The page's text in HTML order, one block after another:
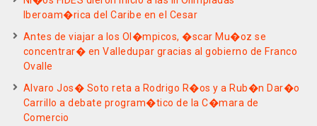
Iberoam�rica del Caribe en el Cesar
Antes de viajar a los Ol�mpicos, �scar Mu�oz se
concentrar� en Valledupar gracias al gobierno de Franco
Ovalle
Alvaro Jos� Soto reta a Rodrigo R�os y a Rub�n Dar�o
Carrillo a debate program�tico de la C�mara de
Comercio